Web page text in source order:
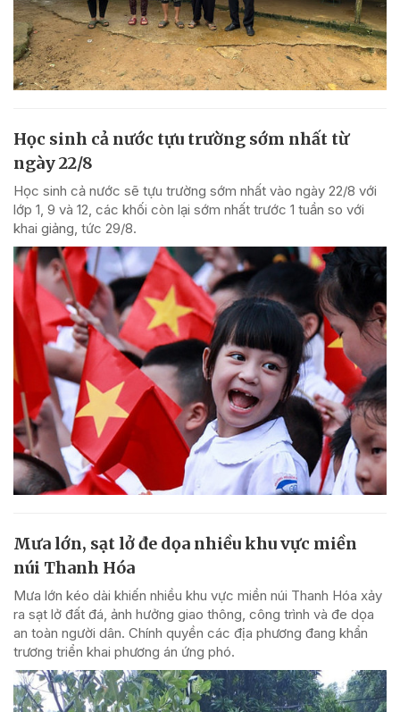
Học sinh cả nước tựu trường sớm nhất từ
ngày 22/8
Học sinh cả nước sẽ tựu trường sớm nhất vào ngày 22/8 với
lớp 1, 9 và 12, các khối còn lại sớm nhất trước 1 tuần so với
khai giảng, tức 29/8.
Mưa lớn, sạt lở đe dọa nhiều khu vực miền
núi Thanh Hóa
Mưa lớn kéo dài khiến nhiều khu vực miền núi Thanh Hóa xảy
ra sạt lở đất đá, ảnh hưởng giao thông, công trình và đe dọa
an toàn người dân. Chính quyền các địa phương đang khẩn
trương triển khai phương án ứng phó.